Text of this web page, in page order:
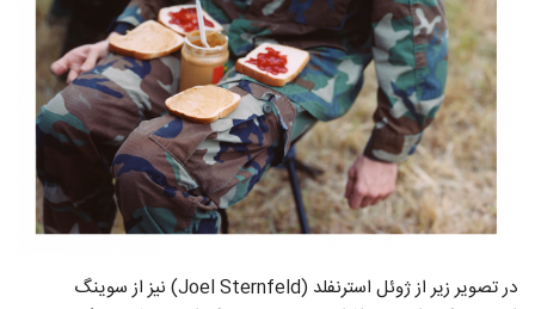
در تصویر زیر از ژوئل استرنفلد (Joel Sternfeld) نیز از سوینگ